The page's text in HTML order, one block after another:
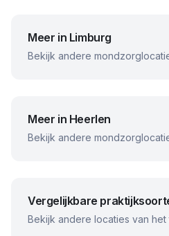
Meer in Limburg
Bekijk andere
Meer in Heerlen
Bekijk andere
Vergelijkbare
Bekijk andere locaties van